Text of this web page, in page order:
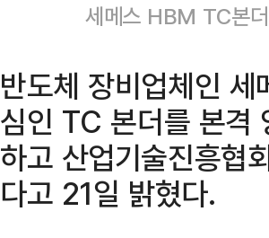
세메스 HBM TC본
반도체 장비업체인
심인 TC 본더를 본격
하고 산업기술진흥협
다고 21일 밝혔다.